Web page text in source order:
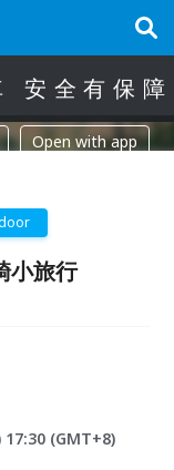
安 全 有 保 障
Open with app
小旅行
(GMT+8)